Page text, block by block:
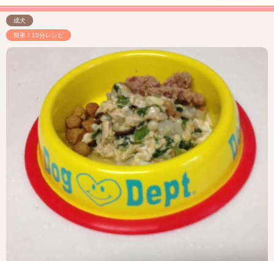
成犬
簡単！15分レシピ